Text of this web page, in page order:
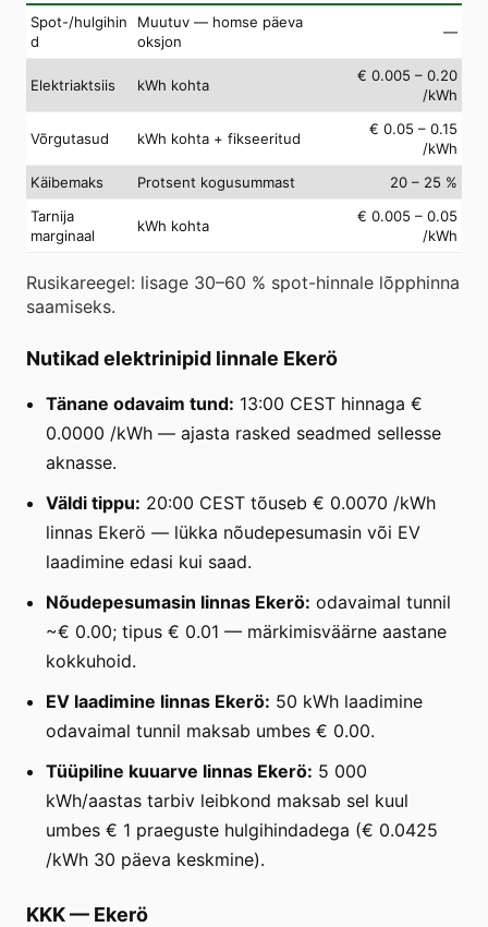
Spot-/hulgihin
d
Muutuv — homse päeva
oksjon
—
Elektriaktsiis kWh kohta
€ 0.005 – 0.20
/kWh
Võrgutasud kWh kohta + fikseeritud
€ 0.05 – 0.15
/kWh
Käibemaks
Protsent kogusummast
20 – 25 %
Tarnija
marginaal
kWh kohta
€ 0.005 – 0.05
/kWh
Rusikareegel: lisage 30–60 % spot-hinnale lõpphinna
saamiseks.
Nutikad elektrinipid linnale Ekerö
Tänane odavaim tund: 13:00 CEST hinnaga €
0.0000 /kWh — ajasta rasked seadmed sellesse
aknasse.
Väldi tippu: 20:00 CEST tõuseb € 0.0070 /kWh
linnas Ekerö — lükka nõudepesumasin või EV
laadimine edasi kui saad.
Nõudepesumasin linnas Ekerö: odavaimal tunnil
~€ 0.00; tipus € 0.01 — märkimisväärne aastane
kokkuhoid.
EV laadimine linnas Ekerö: 50 kWh laadimine
odavaimal tunnil maksab umbes € 0.00.
Tüüpiline kuuarve linnas Ekerö: 5 000
kWh/aastas tarbiv leibkond maksab sel kuul
umbes € 1 praeguste hulgihindadega (€ 0.0425
/kWh 30 päeva keskmine).
KKK— Ekerö